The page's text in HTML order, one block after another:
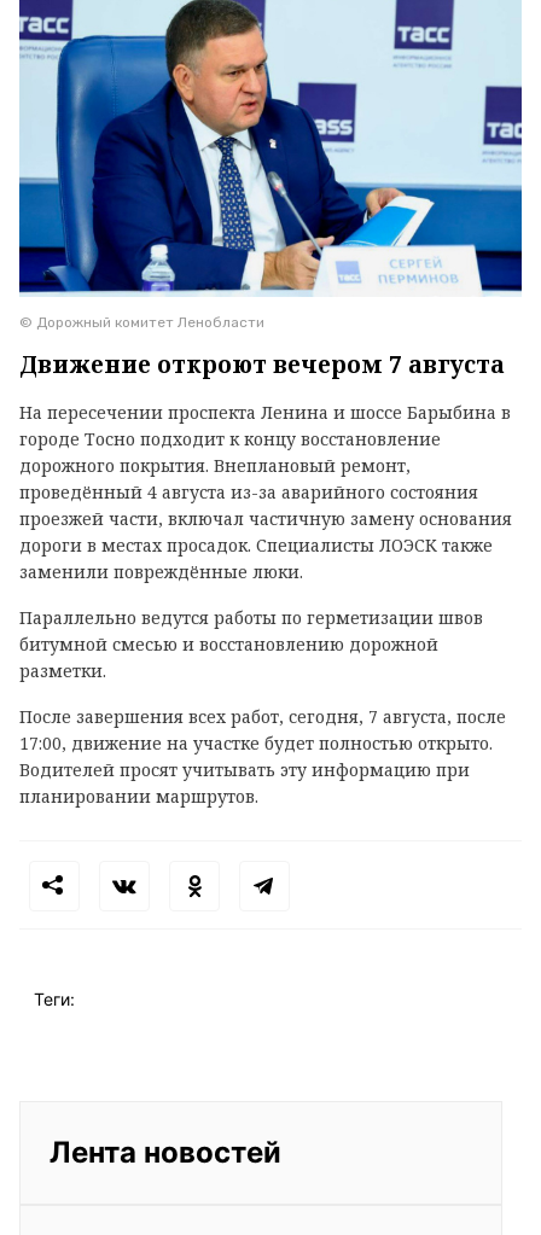
© Дорожный комитет Ленобласти
Движение откроют вечером 7 августа
На пересечении проспекта Ленина и шоссе Барыбина в
городе Тосно подходит к концу восстановление
дорожного покрытия. Внеплановый ремонт,
проведённый 4 августа из-за аварийного состояния
проезжей части, включал частичную замену основания
дороги в местах просадок. Специалисты ЛОЭСК также
заменили повреждённые люки.
Параллельно ведутся работы по герметизации швов
битумной смесью и восстановлению дорожной
разметки.
После завершения всех работ, сегодня, 7 августа, после
17:00, движение на участке будет полностью открыто.
Водителей просят учитывать эту информацию при
планировании маршрутов.
Теги:
Лента новостей